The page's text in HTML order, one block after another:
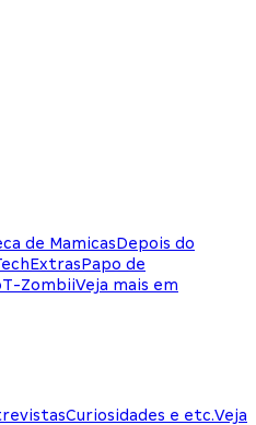
de MamicasDepois do
ExtrasPapo de
T-ZombiiVeja mais em
Curiosidades e etc.Veja